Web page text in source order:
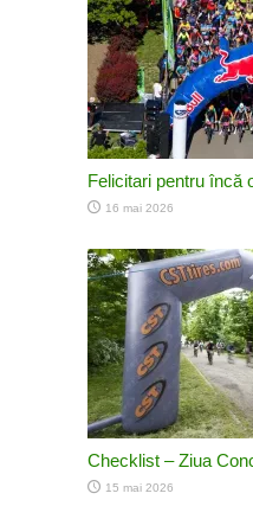
Felicitari pentru încă
16 mai 2026
Checklist – Ziua
15 mai 2026